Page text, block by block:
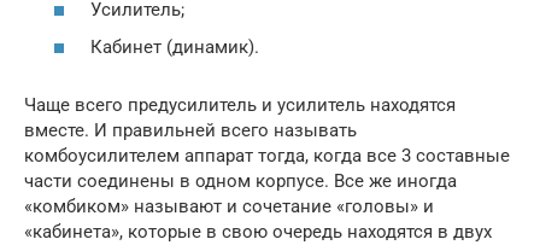
Усилитель;
Кабинет (динамик).
Чаще всего предусилитель и усилитель находятся
вместе. И правильней всего называть
комбоусилителем аппарат тогда, когда все 3 составные
части соединены в одном корпусе. Все же иногда
«комбиком» называют и сочетание «головы» и
«кабинета», которые в свою очередь находятся в двух